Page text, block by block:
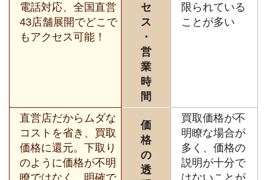
電話対応、全国直営
43店舗展開でどこで
もアクセス可能！
セ
ス
・
営
業
時
間
限られている
ことが多い
直営店だからムダな
コストを省き、買取
価格に還元。下取り
のように価格が不明
瞭ではなく、明確で
価
格
の
透
買取価格が不
明瞭な場合が
多く、価格の
説明が十分で
はないことが